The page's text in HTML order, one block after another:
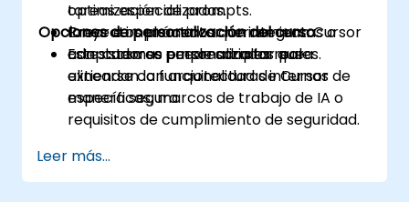
tareas especializadas.
Crear e implementar herramientas o
adaptadores personalizados que
extiendan la funcionalidad de Cursor de
manera segura.
optimización de prompts.
Proyectos prácticos que integran Cursor
con sistemas empresariales reales.
Opciones de personalización del curso
Este curso se puede adaptar para
alinearse con arquitecturas internas
específicas, marcos de trabajo de IA o
requisitos de cumplimiento de seguridad.
Leer más...